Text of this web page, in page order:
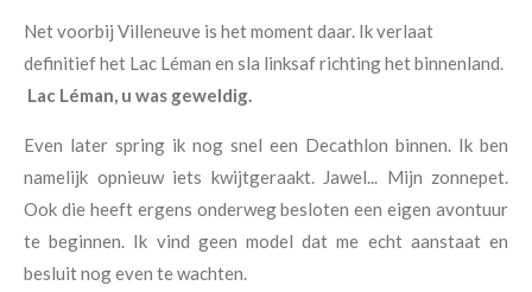
Net voorbij Villeneuve is het moment daar. Ik verlaat
definitief het Lac Léman en sla linksaf richting het binnenland.
Lac Léman, u was geweldig.
Even later spring ik nog snel een Decathlon binnen. Ik ben
namelijk opnieuw iets kwijtgeraakt. Jawel... Mijn zonnepet.
Ook die heeft ergens onderweg besloten een eigen avontuur
te beginnen. Ik vind geen model dat me echt aanstaat en
besluit nog even te wachten.